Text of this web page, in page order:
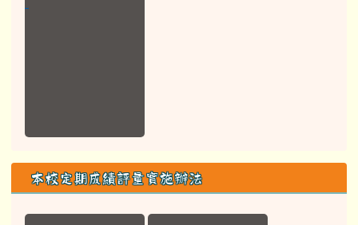
本校定期成績評量實施辦法